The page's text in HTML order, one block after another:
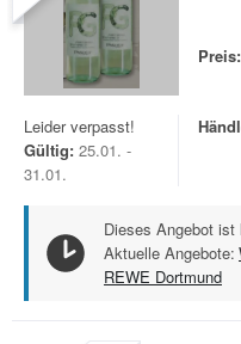
Preis:
Leider verpasst!
Gültig: 25.01. -
31.01.
Dieses Angebot ist
Aktuelle Angebote:
REWE Dortmund